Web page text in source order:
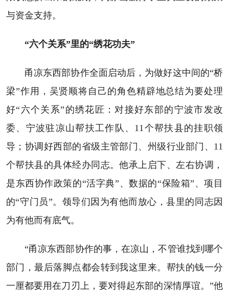
与资金支持。
“六个关系”里的“绣花功夫”
甬凉东西部协作全面启动后，为做好这中间的“桥
梁”作用，吴贤顺将自己的角色精辟地总结为要处理
好“六个关系”的绣花匠：对接好东部的宁波市发改
委、宁波驻凉山帮扶工作队、11个帮扶县的挂职领
导；协调好西部的省级主管部门、州级行业部门、11
个帮扶县的具体经办同志。他承上启下、左右协调，
是东西协作政策的“活字典”、数据的“保险箱”、项目
的“守门员”。领导们因为有他而放心，县里的同志因
为有他而有底气。
“甬凉东西部协作的事，在凉山，不管谁找到哪个
部门，最后落脚点都会转到我这里来。帮扶的钱一分
一厘都要用在刀刃上，要对得起东部的深情厚谊。”他